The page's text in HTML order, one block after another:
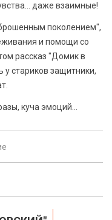
даже взаимные!
поколением",
и помощи со
рассказ "Домик в
у стариков защитники,
куча эмоций…